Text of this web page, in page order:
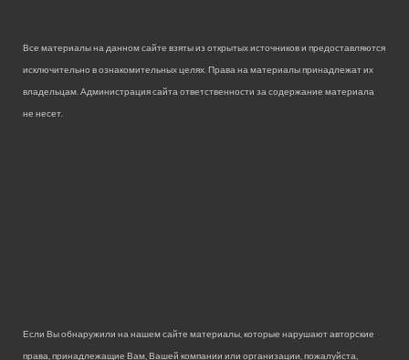
Все материалы на данном сайте взяты из открытых источников и предоставляются
исключительно в ознакомительных целях. Права на материалы принадлежат их
владельцам. Администрация сайта ответственности за содержание материала
не несет.
Если Вы обнаружили на нашем сайте материалы, которые нарушают авторские
права, принадлежащие Вам, Вашей компании или организации, пожалуйста,